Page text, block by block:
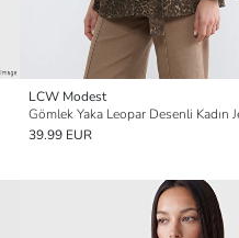
LCW Modest
39.99 EUR